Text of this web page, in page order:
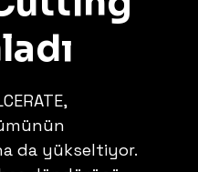
da yükseltiyor.